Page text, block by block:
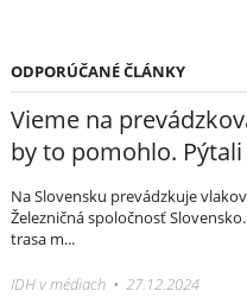
ODPORÚČANÉ ČLÁNKY
Vieme na
by to pomohlo.
Na Slovensku prevádzkuje
Železničná spoločnosť
trasa m...
IDH v médiach • 27.12.2024